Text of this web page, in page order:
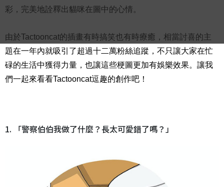
彩，完美地詮釋出貓咪在圖中的心情。
由於Tactooncat的插畫有時搞笑也有時療癒，相當討喜的主
題在一年內就吸引了超過十二萬粉絲追蹤，不只讓大家在忙
碌的生活中獲得力量，也讓這些梗圖更加有娛樂效果。讓我
們一起來看看Tactooncat逗趣的創作吧！
1. 「警察伯伯我做了什麼？長太可愛錯了嗎？」